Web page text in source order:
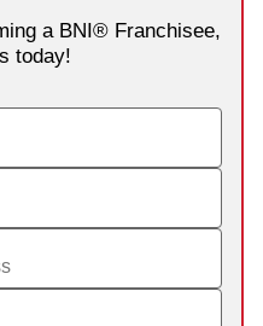
a BNI® Franchisee,
today!